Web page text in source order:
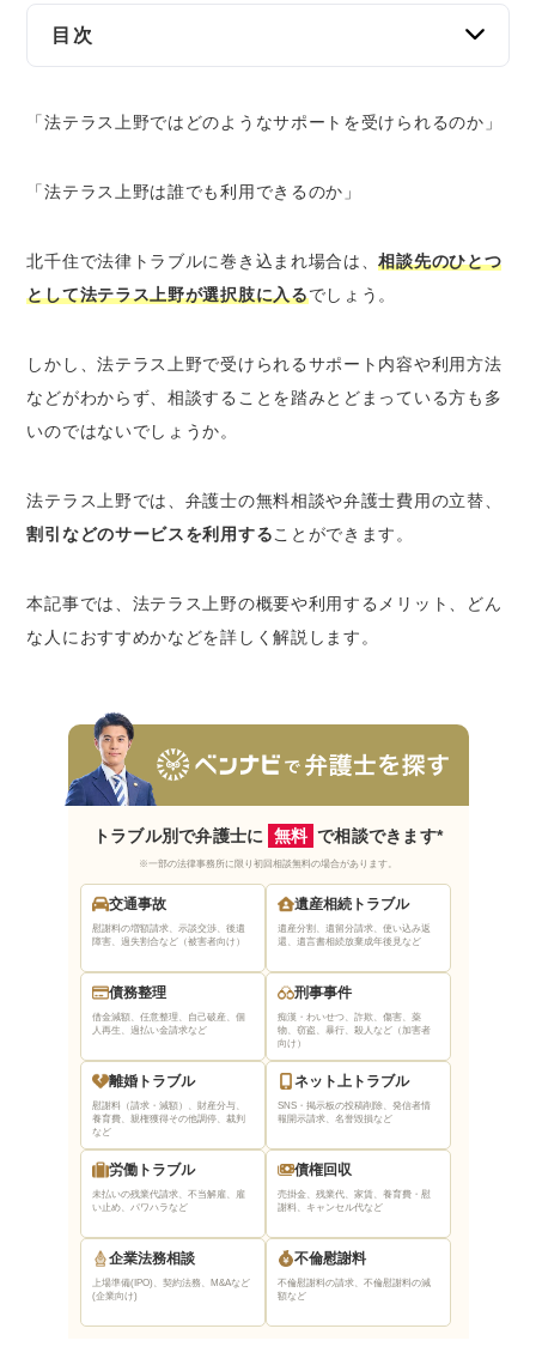
IT・ネット
目次
法テラス上野を利用するメリット
同じ内容なら30分×3回まで無料相談が可能
弁護士費用の立替制度を利用できる
弁護士費用の分割払いが可能
料（免除）になる可能性がある
電話・出張相談など、幅広い相談方法に対応
している
法テラス上野の利用がおすすめな人
法テラスに相談する入り口は2つ
民事法律扶助制度の審査
法テラス上野の口コミ・評判は？
法テラス上野の良い口コミ・評判
法テラス上野の悪い口コミ・評判
法テラス上野を利用するデメリットは？
自分で弁護士を選ぶことができない
審査や手続きに時間がかかるケースがある
法テラス上野を有効活用するためのコツ
質問内容をメモなどに書き起こして準備して
おく
相談内容の登場人物や時系列を整理しておく
援助申込書をあらかじめ記入しておく
北千住で法テラス以外に弁護士に無料法律相談
ができる窓口
足立区役所などの無料法律相談
「法テラス上野ではどのようなサポートを受けられるのか」
「法テラス上野は誰でも利用できるのか」
北千住で法律トラブルに巻き込まれ場合は、相談先のひとつ
として法テラス上野が選択肢に入るでしょう。
しかし、法テラス上野で受けられるサポート内容や利用方法
などがわからず、相談することを踏みとどまっている方も多
いのではないでしょうか。
法テラス上野では、弁護士の無料相談や弁護士費用の立替、
割引などのサービスを利用することができます。
本記事では、法テラス上野の概要や利用するメリット、どん
な人におすすめかなどを詳しく解説します。
トラブル別で弁護士に 無料 で相談できます*
※一部の法律事務所に限り初回相談無料の場合があります。
交通事故
慰謝料の増額請求、示談交渉、後遺
障害、過失割合など（被害者向け）
遺産相続トラブル
遺産分割、遺留分請求、使い込み返
還、遺言書相続放棄成年後見など
債務整理
借金減額、任意整理、自己破産、個
人再生、過払い金請求など
刑事事件
痴漢・わいせつ、詐欺、傷害、薬
物、窃盗、暴行、殺人など（加害者
向け）
離婚トラブル
慰謝料（請求・減額）、財産分与、
養育費、親権獲得その他調停、裁判
など
ネット上トラブル
SNS・掲示板の投稿削除、発信者情
報開示請求、名誉毀損など
労働トラブル
未払いの残業代請求、不当解雇、雇
い止め、パワハラなど
債権回収
売掛金、残業代、家賃、養育費・慰
謝料、キャンセル代など
企業法務相談
上場準備(IPO)、契約法務、M&Aなど
(企業向け)
不倫慰謝料
不倫慰謝料の請求、不倫慰謝料の減
額など